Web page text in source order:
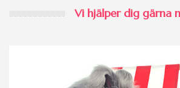
Vi hjälper dig gärna